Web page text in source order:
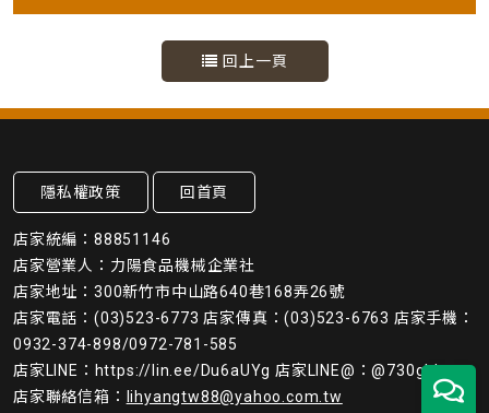
回上一頁
隱私權政策 回首頁
店家統編：88851146
店家營業人：力陽食品機械企業社
店家地址：300新竹市中山路640巷168弄26號
店家電話：(03)523-6773 店家傳真：(03)523-6763 店家手機：
0932-374-898/0972-781-585
店家LINE：https://lin.ee/Du6aUYg 店家LINE@：@730ghkws
店家聯絡信箱：
lihyangtw88@yahoo.com.tw